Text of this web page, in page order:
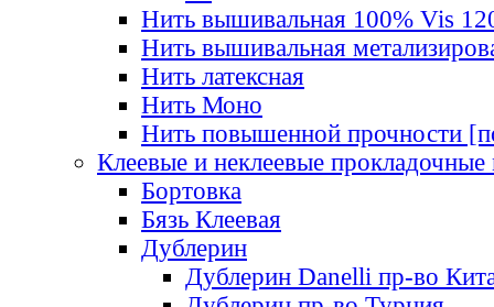
Нить вышивальная 100% Vis
Нить вышивальная
Нить латексная
Нить Моно
Нить повышенной прочности
Клеевые и неклеевые прокладочные
Бортовка
Бязь Клеевая
Дублерин
Дублерин Danelli пр-во